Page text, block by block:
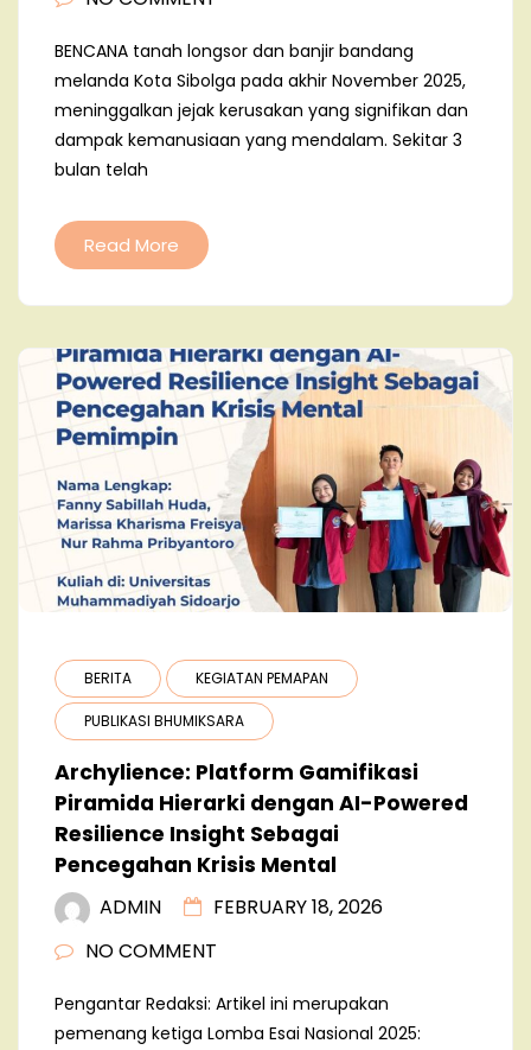
BENCANA tanah longsor dan banjir bandang
melanda Kota Sibolga pada akhir November 2025,
meninggalkan jejak kerusakan yang signifikan dan
dampak kemanusiaan yang mendalam. Sekitar 3
bulan telah
Read More
BERITA KEGIATAN PEMAPAN
PUBLIKASI BHUMIKSARA
Archylience: Platform Gamifikasi
Piramida Hierarki dengan AI-Powered
Resilience Insight Sebagai
Pencegahan Krisis Mental
ADMIN
FEBRUARY 18, 2026
NO COMMENT
Pengantar Redaksi: Artikel ini merupakan
pemenang ketiga Lomba Esai Nasional 2025: